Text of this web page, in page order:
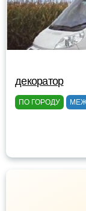
декоратор
ПО ГОРОДУ